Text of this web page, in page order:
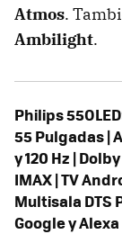
Atmos.
Ambilight.
Philips
55 Pulgadas |
y 120 Hz |
IMAX | TV
Multisala DTS
Google y Alexa